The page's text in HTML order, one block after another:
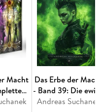
Lovelybooks Lesepreis
Preis 2017 in
Macht Das Erbe der
- Band 39: Die
Flamme
Andreas Suchanek